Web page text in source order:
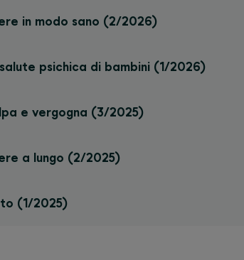
in modo sano (2/2026)
psichica di bambini (1/2026)
e vergogna (3/2025)
a lungo (2/2025)
(1/2025)